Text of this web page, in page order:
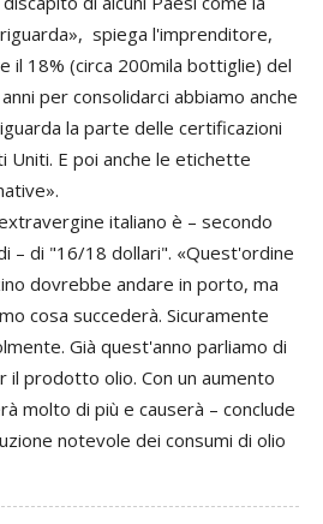
spiega l'imprenditore,
il 18% (circa 200mila bottiglie) del
per consolidarci abbiamo anche
la parte delle certificazioni
Uniti. E poi anche le etichette
italiano è – secondo
– di "16/18 dollari". «Quest'ordine
dovrebbe andare in porto, ma
cosa succederà. Sicuramente
Già quest'anno parliamo di
prodotto olio. Con un aumento
molto di più e causerà – conclude
notevole dei consumi di olio